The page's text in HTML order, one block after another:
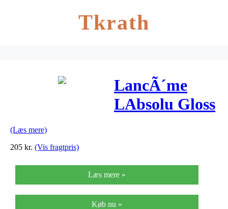
Tkrath
LancÃ´me
LAbsolu Gloss
(Læs mere)
205 kr. (Vis fragtpris)
Læs mere »
Køb nu »